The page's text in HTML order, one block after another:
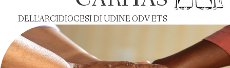
DELL’ARCIDIOCESI DI UDINE ODV ETS